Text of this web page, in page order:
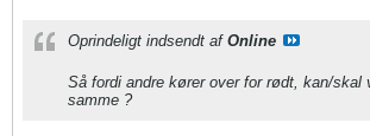
Oprindeligt indsendt af Online
Så fordi andre kører over for rødt, kan/skal
samme ?